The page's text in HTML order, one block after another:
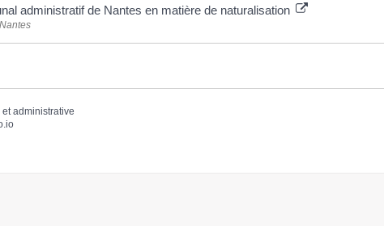
administratif de Nantes en matière de naturalisation
administrative